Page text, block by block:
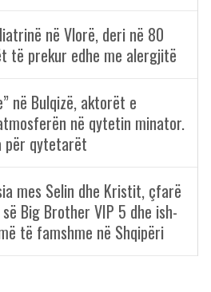
në Vlorë, deri në 80
të prekur edhe me alergjitë
në Bulqizë, aktorët e
në qytetin minator.
për qytetarët
mes Selin dhe Kristit, çfarë
Big Brother VIP 5 dhe ish-
të famshme në Shqipëri